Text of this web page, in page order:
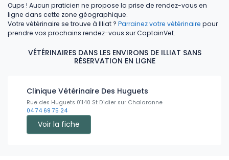
Oups ! Aucun praticien ne propose la prise de rendez-vous en
ligne dans cette zone géographique.
Votre vétérinaire se trouve à Illiat ? Parrainez votre vétérinaire pour
prendre vos prochains rendez-vous sur CaptainVet.
VÉTÉRINAIRES DANS LES ENVIRONS DE ILLIAT SANS
RÉSERVATION EN LIGNE
Clinique Vétérinaire Des Huguets
Rue des Huguets 01140 St Didier sur Chalaronne
04 74 69 75 24
Voir la fiche